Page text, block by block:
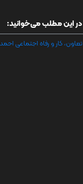
این مطلب می‌خوانید: